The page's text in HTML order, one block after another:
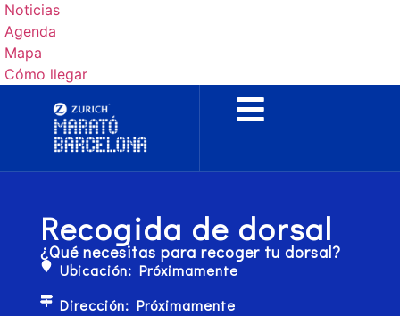
Noticias
Agenda
Mapa
Cómo llegar
Recogida de dorsal
Ubicación: Próximamente
Dirección: Próximamente
¿Qué necesitas para recoger tu dorsal?